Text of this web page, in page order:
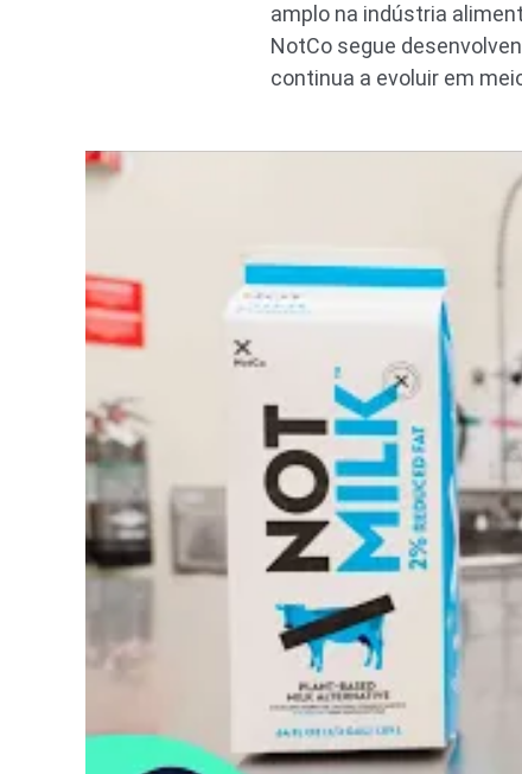
amplo na indústria
NotCo segue
continua a evoluir em